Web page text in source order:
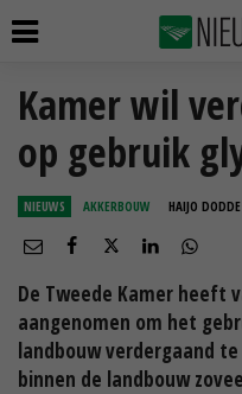
Kamer wil
op gebruik
NIEUWS AKKERBOUW HAIJO DODDE
De Tweede Kamer heeft
aangenomen om het
landbouw verdergaand
binnen de landbouw